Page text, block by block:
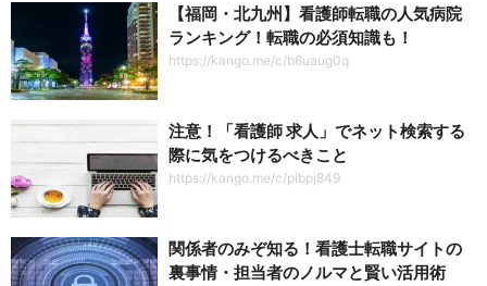
【福岡・北九州】看護師転職の人気病院
ランキング！転職の必須知識も！
https://kango.me/c/b6uaug0q
注意！「看護師 求人」でネット検索する
際に気をつけるべきこと
https://kango.me/c/pibpj849
関係者のみぞ知る！看護士転職サイトの
裏事情・担当者のノルマと賢い活用術